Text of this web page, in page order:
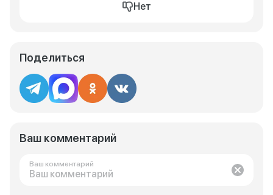
Нет
Поделиться
Ваш комментарий
Ваш комментарий